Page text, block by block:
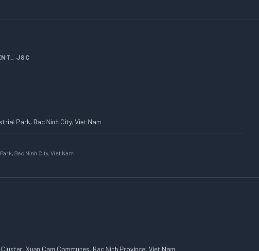
JSC
Park, Bac Ninh City, Viet Nam
Bac Ninh City, Viet Nam
Xuan Cam Communes, Bac Ninh Province, Viet Nam